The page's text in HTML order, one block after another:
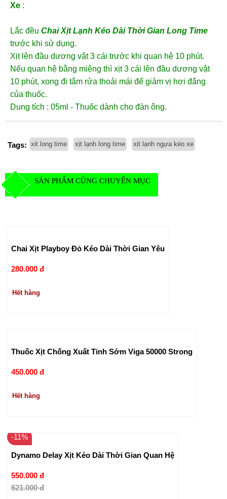
Xe :
Lắc đều ChaiXịt Lạnh Kéo Dài Thời Gian Long Time
trước khi sử dụng.
Xịt lên đầu dương vật 3 cái trước khi quan hệ 10 phút.
Nếu quan hệ bằng miệng thì xịt 3 cái lên đầu dương vật
10 phút, xong đi tắm rửa thoải mái để giảm vị hơi đắng
của thuốc.
Dung tích : 05ml - Thuốc dành cho đàn ông.
Tags: xit long time xịt lạnh long time xịt lạnh ngựa kéo xe
SẢN PHẨM CÙNG CHUYÊN MỤC
Chai Xịt Playboy Đỏ Kéo Dài Thời Gian Yêu
280.000 đ
Hết hàng
Thuốc Xịt Chống Xuất Tinh Sớm Viga 50000 Strong
450.000 đ
Hết hàng
-11%
Dynamo Delay Xịt Kéo Dài Thời Gian Quan Hệ
550.000 đ
621.000 đ